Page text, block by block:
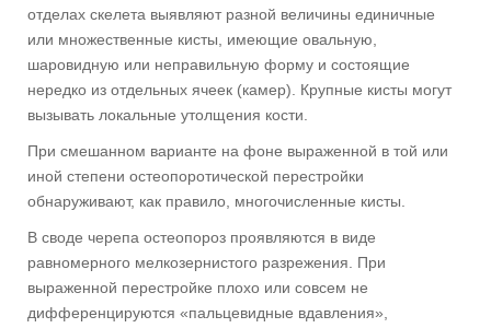
отделах скелета выявляют разной величины единичные
или множественные кисты, имеющие овальную,
шаровидную или неправильную форму и состоящие
нередко из отдельных ячеек (камер). Крупные кисты могут
вызывать локальные утолщения кости.
При смешанном варианте на фоне выраженной в той или
иной степени остеопоротической перестройки
обнаруживают, как правило, многочисленные кисты.
В своде черепа остеопороз проявляются в виде
равномерного мелкозернистого разрежения. При
выраженной перестройке плохо или совсем не
дифференцируются «пальцевидные вдавления»,